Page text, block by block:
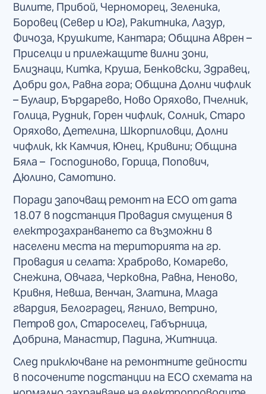
Вилите, Прибой, Черноморец, Зеленика,
Боровец (Север и Юг), Ракитника, Лазур,
Фичоза, Крушките, Кантара; Община Аврен –
Приселци и прилежащите вилни зони,
Близнаци, Китка, Круша, Бенковски, Здравец,
Добри дол, Равна гора; Община Долни чифлик
– Булаир, Бърдарево, Ново Оряхово, Пчелник,
Голица, Рудник, Горен чифлик, Солник, Старо
Оряхово, Детелина, Шкорпиловци, Долни
чифлик, кк Камчия, Юнец, Кривини; Община
Бяла – Господиново, Горица, Попович,
Дюлино, Самотино.
Поради започващ ремонт на ЕСО от дата
18.07 в подстанция Провадия смущения в
електрозахранването са възможни в
населени места на територията на гр.
Провадия и селата: Храброво, Комарево,
Снежина, Овчага, Черковна, Равна, Неново,
Кривня, Невша, Венчан, Златина, Млада
гвардия, Белоградец, Ягнило, Ветрино,
Петров дол, Староселец, Габърница,
Добрина, Манастир, Падина, Житница.
След приключване на ремонтните дейности
в посочените подстанции на ЕСО схемата на